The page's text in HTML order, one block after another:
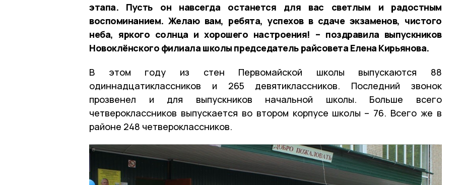
этапа. Пусть он навсегда останется для вас светлым и радостным
воспоминанием. Желаю вам, ребята, успехов в сдаче экзаменов, чистого
неба, яркого солнца и хорошего настроения! – поздравила выпускников
Новоклёнского филиала школы председатель райсовета Елена Кирьянова.
В этом году из стен Первомайской школы выпускаются 88
одиннадцатиклассников и 265 девятиклассников. Последний звонок
прозвенел и для выпускников начальной школы. Больше всего
четвероклассников выпускается во втором корпусе школы – 76. Всего же в
районе 248 четвероклассников.